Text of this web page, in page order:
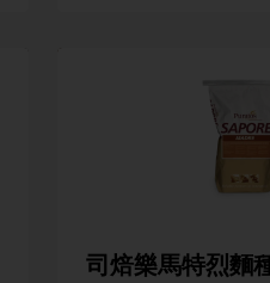
司焙樂馬特烈麵